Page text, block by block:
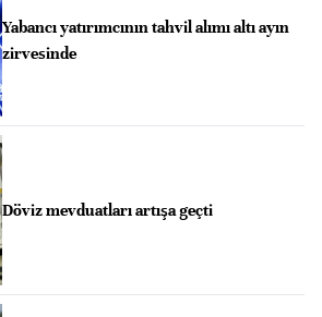
Yabancı yatırımcının tahvil alımı altı ayın
zirvesinde
Döviz mevduatları artışa geçti